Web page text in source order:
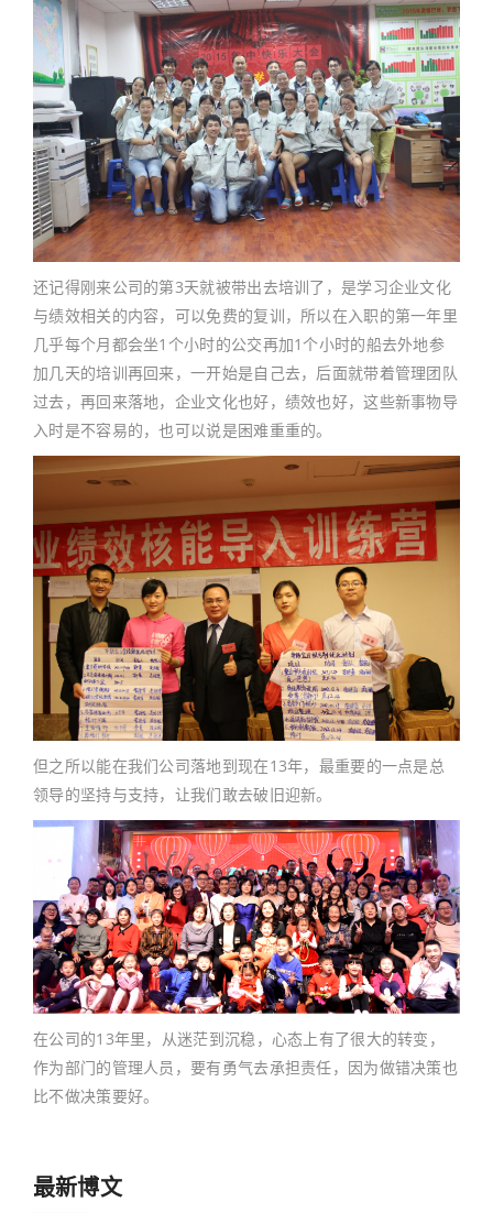
还记得刚来公司的第3天就被带出去培训了，是学习企业文化
与绩效相关的内容，可以免费的复训，所以在入职的第一年里
几乎每个月都会坐1个小时的公交再加1个小时的船去外地参
加几天的培训再回来，一开始是自己去，后面就带着管理团队
过去，再回来落地，企业文化也好，绩效也好，这些新事物导
入时是不容易的，也可以说是困难重重的。
但之所以能在我们公司落地到现在13年，最重要的一点是总
领导的坚持与支持，让我们敢去破旧迎新。
在公司的13年里，从迷茫到沉稳，心态上有了很大的转变，
作为部门的管理人员，要有勇气去承担责任，因为做错决策也
比不做决策要好。
最新博文